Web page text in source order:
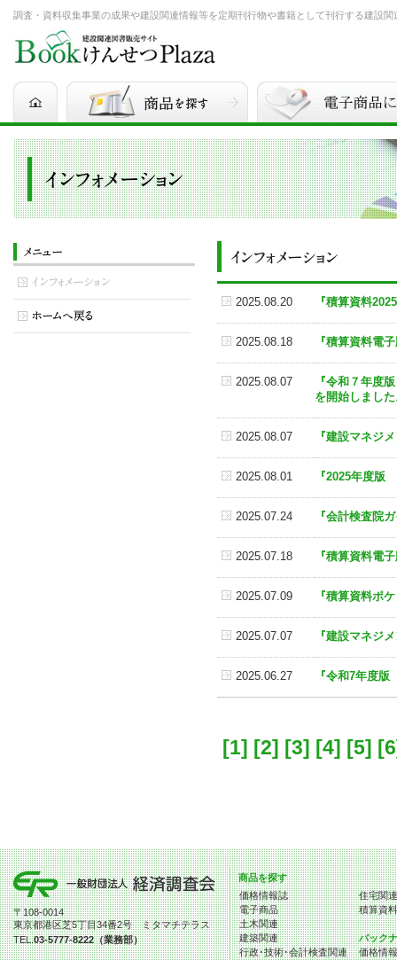
調査・資料収集事業の成果や建設関連情報等を定期刊行物や書籍として刊行する建設
2025.08.20 『積算資料
2025.08.18 『積算資料電
2025.08.07
『令和７年度
を開始しまし
2025.08.07 『建設マネジ
2025.08.01 『2025年度版
2025.07.24 『会計検査院
2025.07.18 『積算資料電
2025.07.09 『積算資料ポ
2025.07.07 『建設マネジ
2025.06.27 『令和7年度
[1] [2] [3] [4] [5]
〒108-0014
東京都港区芝5丁目34番2号 ミタマチテラス
TEL.03-5777-8222（業務部）
商品を探す
価格情報誌
電子商品
土木関連
建築関連
行政･技術･会計検査関連
住宅関連
積算資
バック
価格情